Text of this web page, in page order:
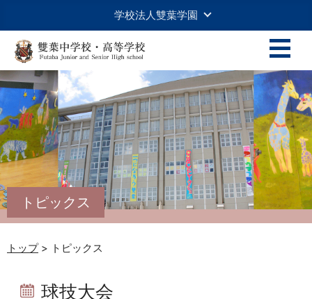
学校法人雙葉学園
トピックス
トップ> トピックス
球技大会